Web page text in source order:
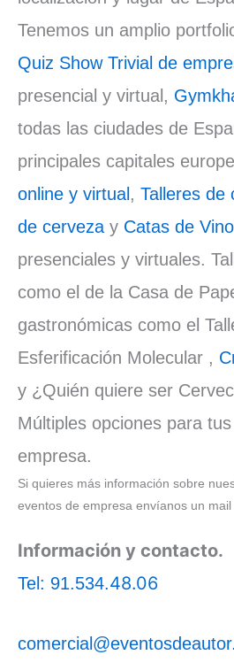
Tenemos un amplio
Quiz Show Trivial de
presencial y virtual,
todas las ciudades de
principales capitales
online y virtual, Talleres de
de cerveza y Catas de Vino
presenciales y virtuales.
como el de la Casa de
gastronómicas como el
Esferificación Molecular ,
y ¿Quién quiere ser
Múltiples opciones para
empresa.
Si quieres más información sobre
eventos de empresa envíanos un
Información y contacto.
Tel: 91.534.48.06